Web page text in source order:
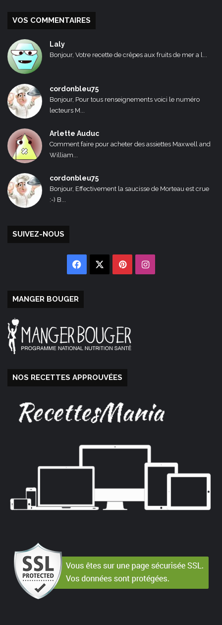
VOS COMMENTAIRES
Laly
Bonjour, Votre recette de crêpes aux fruits de mer a l...
cordonbleu75
Bonjour, Pour tous renseignements voici le numéro
lecteurs M...
Arlette Auduc
Comment faire pour acheter des assiettes Maxwell and
William...
cordonbleu75
Bonjour, Effectivement la saucisse de Morteau est crue
:-) B...
SUIVEZ-NOUS
Facebook PinterestInstagram
MANGER BOUGER
NOS RECETTES APPROUVÉES